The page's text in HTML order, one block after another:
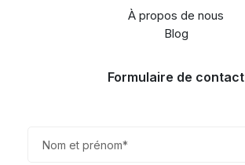
À propos de nous
Blog
Formulaire de contact